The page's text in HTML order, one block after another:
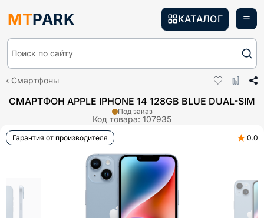
MTPARK
Поиск по сайту
КАТАЛОГ
Смартфоны
СМАРТФОН APPLE IPHONE 14 128GB BLUE DUAL-SIM
Код товара: 107935
Под заказ
Гарантия от производителя ★ 0.0